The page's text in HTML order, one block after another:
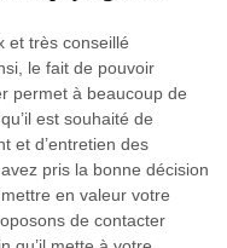
et très conseillé
le fait de pouvoir
permet à beaucoup de
est souhaité de
et d’entretien des
pris la bonne décision
en valeur votre
de contacter